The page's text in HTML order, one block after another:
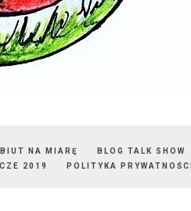
NA MIARĘ BLOG TALK SHOW
2019 POLITYKA PRYWATNOŚCI